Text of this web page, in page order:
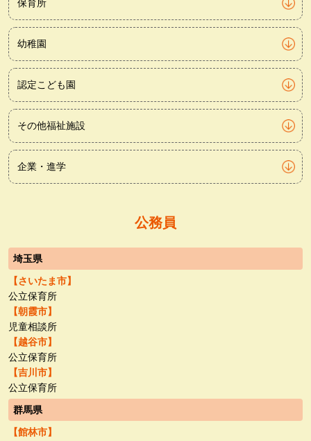
保育所
幼稚園
認定こども園
その他福祉施設
企業・進学
公務員
埼玉県
【さいたま市】
公立保育所
【朝霞市】
児童相談所
【越谷市】
公立保育所
【吉川市】
公立保育所
群馬県
【館林市】